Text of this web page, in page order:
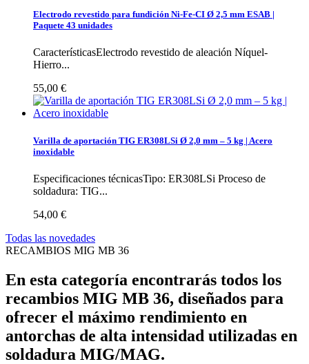
Electrodo revestido para fundición Ni-Fe-CI Ø 2,5 mm ESAB |
Paquete 43 unidades
CaracterísticasElectrodo revestido de aleación Níquel-
Hierro...
55,00 €
Varilla de aportación TIG ER308LSi Ø 2,0 mm – 5 kg | Acero
inoxidable
Especificaciones técnicasTipo: ER308LSi Proceso de
soldadura: TIG...
54,00 €
Todas las novedades
RECAMBIOS MIG MB 36
En esta categoría encontrarás todos los
recambios MIG MB 36, diseñados para
ofrecer el máximo rendimiento en
antorchas de alta intensidad utilizadas en
soldadura MIG/MAG.